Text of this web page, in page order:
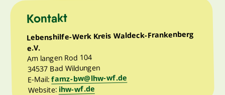
Kindergärten
Angebote
Kontakt
Kontakt
Lebenshilfe-Werk Kreis Waldeck-Frankenberg
e.V.
Am langen Rod 104
34537 Bad Wildungen
E-Mail:famz-bw@lhw-wf.de
Website: ihw-wf.de